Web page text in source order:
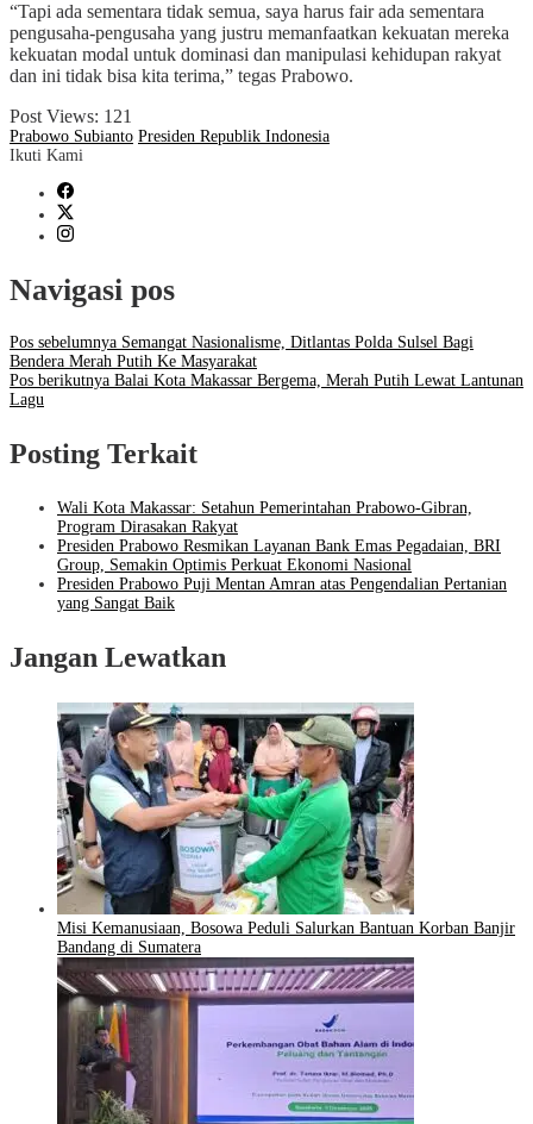
“Tapi ada sementara tidak semua, saya harus fair ada sementara
pengusaha-pengusaha yang justru memanfaatkan kekuatan mereka
kekuatan modal untuk dominasi dan manipulasi kehidupan rakyat
dan ini tidak bisa kita terima,” tegas Prabowo.
Post Views: 121
Prabowo Subianto Presiden Republik Indonesia
Ikuti Kami
Navigasi pos
Pos sebelumnya Semangat Nasionalisme, Ditlantas Polda Sulsel Bagi
Bendera Merah Putih Ke Masyarakat
Pos berikutnya Balai Kota Makassar Bergema, Merah Putih Lewat Lantunan
Lagu
Posting Terkait
Wali Kota Makassar: Setahun Pemerintahan Prabowo-Gibran,
Program Dirasakan Rakyat
Presiden Prabowo Resmikan Layanan Bank Emas Pegadaian, BRI
Group, Semakin Optimis Perkuat Ekonomi Nasional
Presiden Prabowo Puji Mentan Amran atas Pengendalian Pertanian
yang Sangat Baik
Jangan Lewatkan
Misi Kemanusiaan, Bosowa Peduli Salurkan Bantuan Korban Banjir
Bandang di Sumatera